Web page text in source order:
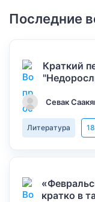
Последние
Краткий
Севак
Литература
кратко в